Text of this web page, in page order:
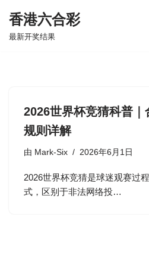
跳
香港六合彩
最新开奖结果
2026世界杯竞猜科普
规则详解
由 Mark-Six 2026年6月1日
2026世界杯竞猜是球迷观赛过
式，区别于非法网络投…